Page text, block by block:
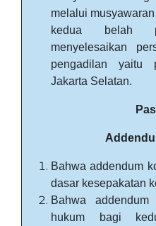
melalui
kedua belah
menyelesaikan
pengadilan yaitu
Jakarta Selatan.
Bahwa addendum
dasar kesepakatan
Bahwa
hukum bagi